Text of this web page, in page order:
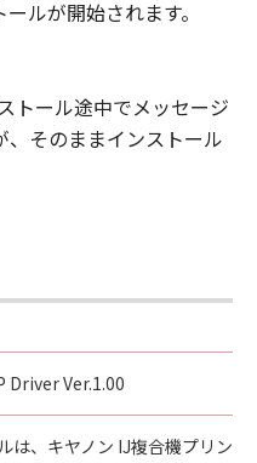
ルが開始されます。
トール途中でメッセージ
そのままインストール
Driver Ver.1.00
は、キヤノン IJ複合機プリン